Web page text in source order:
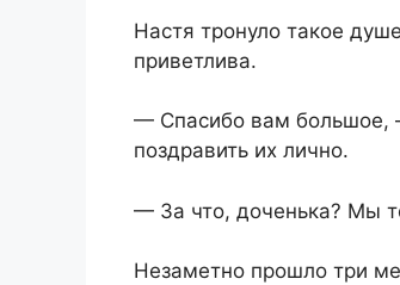
Настя тронуло такое
приветлива.
— Спасибо вам большое,
поздравить их лично.
— За что, доченька? Мы
Незаметно прошло три